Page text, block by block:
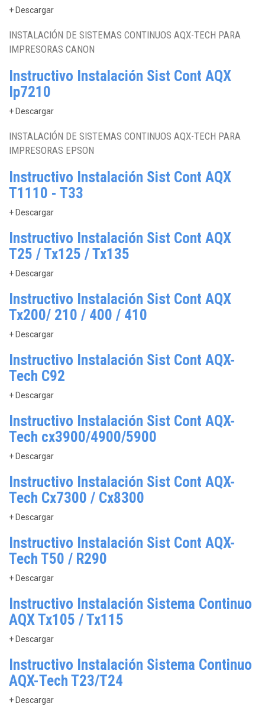
+ Descargar
INSTALACIÓN DE SISTEMAS CONTINUOS AQX-TECH PARA
IMPRESORAS CANON
Instructivo Instalación Sist Cont AQX
Ip7210
+ Descargar
INSTALACIÓN DE SISTEMAS CONTINUOS AQX-TECH PARA
IMPRESORAS EPSON
Instructivo Instalación Sist Cont AQX
T1110 - T33
+ Descargar
Instructivo Instalación Sist Cont AQX
T25 / Tx125 / Tx135
+ Descargar
Instructivo Instalación Sist Cont AQX
Tx200/ 210 / 400 / 410
+ Descargar
Instructivo Instalación Sist Cont AQX-
Tech C92
+ Descargar
Instructivo Instalación Sist Cont AQX-
Tech cx3900/4900/5900
+ Descargar
Instructivo Instalación Sist Cont AQX-
Tech Cx7300 / Cx8300
+ Descargar
Instructivo Instalación Sist Cont AQX-
Tech T50 / R290
+ Descargar
Instructivo Instalación Sistema Continuo
AQX Tx105 / Tx115
+ Descargar
Instructivo Instalación Sistema Continuo
AQX-Tech T23/T24
+ Descargar